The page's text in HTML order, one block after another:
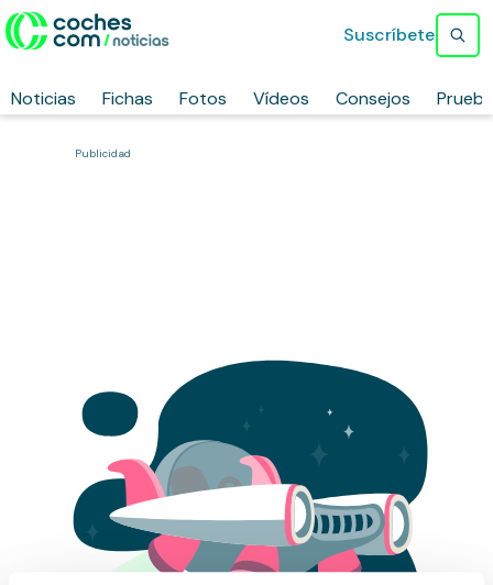
Noticias Fichas Fotos Vídeos Consejos
Suscríbete
Publicidad